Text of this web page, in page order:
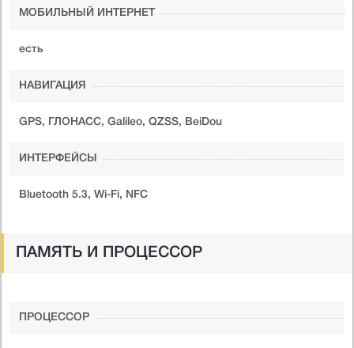
МОБИЛЬНЫЙ ИНТЕРНЕТ
есть
НАВИГАЦИЯ
GPS, ГЛОНАСС, Galileo, QZSS, BeiDou
ИНТЕРФЕЙСЫ
Bluetooth 5.3, Wi-Fi, NFC
ПАМЯТЬ И ПРОЦЕССОР
ПРОЦЕССОР